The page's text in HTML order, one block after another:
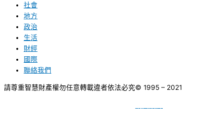
社會
地方
政治
生活
財經
國際
聯絡我們
請尊重智慧財產權勿任意轉載違者依法必究© 1995 – 2021